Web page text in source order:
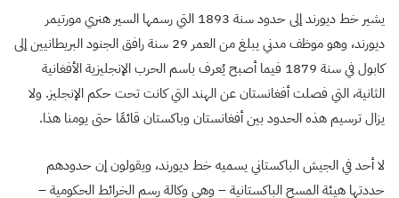
يشير خط ديورند إلى حدود سنة 1893 التي رسمها السير هنري مورتيمر
ديورند، وهو موظف مدني يبلغ من العمر 29 سنة رافق الجنود البريطانيين إلى
كابول في سنة 1879 فيما أصبح يُعرف باسم الحرب الإنجليزية الأفغانية
الثانية، التي فصلت أفغانستان عن الهند التي كانت تحت حكم الإنجليز. ولا
يزال ترسيم هذه الحدود بين أفغانستان وباكستان قائمًا حتى يومنا هذا.
لا أحد في الجيش الباكستاني يسميه خط ديورند، ويقولون إن حدودهم
حددتها هيئة المسح الباكستانية – وهي وكالة رسم الخرائط الحكومية –